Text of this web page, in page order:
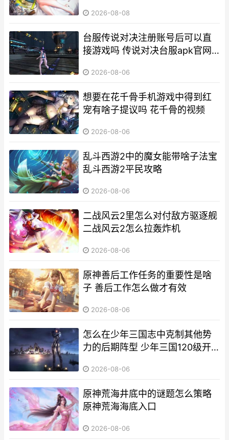
2026-08-08
台服传说对决注册账号后可以直
接游戏吗 传说对决台服apk官网
2026-08-06
想要在花千骨手机游戏中得到红
宠有啥子提议吗 花千骨的视频
2026-08-06
乱斗西游2中的魔女能带啥子法宝
乱斗西游2平民攻略
2026-08-06
二战风云2里怎么对付敌方驱逐舰
二战风云2怎么拉轰炸机
2026-08-06
原神善后工作任务的重要性是啥
子 善后工作怎么做才有效
2026-08-06
怎么在少年三国志中克制其他势
力的后期阵型 少年三国120级开
2026-08-06
原神荒海井底中的谜题怎么策略
原神荒海海底入口
2026-08-06